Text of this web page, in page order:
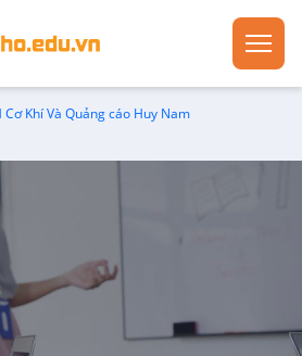
Cơ Khí Và Quảng cáo Huy Nam